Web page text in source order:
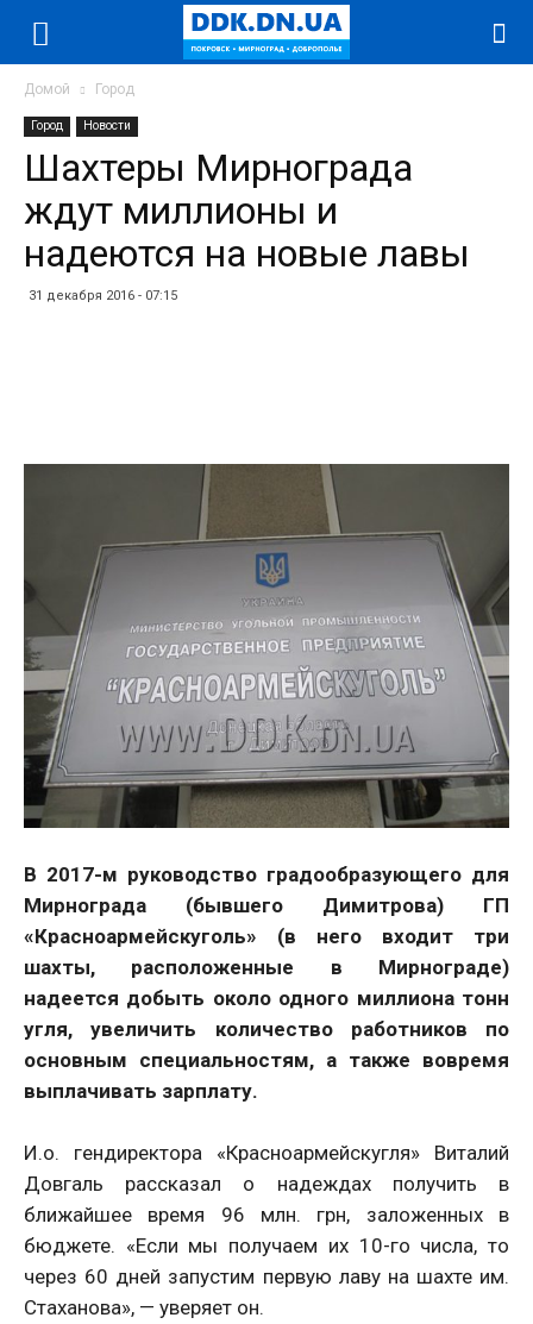
Домой Город
Город Новости
Шахтеры Мирнограда
ждут миллионы и
надеются на новые лавы
31 декабря 2016 - 07:15
В 2017-м руководство градообразующего для
Мирнограда (бывшего Димитрова) ГП
«Красноармейскуголь» (в него входит три
шахты, расположенные в Мирнограде)
надеется добыть около одного миллиона тонн
угля, увеличить количество работников по
основным специальностям, а также вовремя
выплачивать зарплату.
И.о. гендиректора «Красноармейскугля» Виталий
Довгаль рассказал о надеждах получить в
ближайшее время 96 млн. грн, заложенных в
бюджете. «Если мы получаем их 10-го числа, то
через 60 дней запустим первую лаву на шахте им.
Стаханова», — уверяет он.